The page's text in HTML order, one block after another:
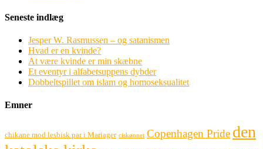
Seneste indlæg
Jesper W. Rasmussen – og satanismen
Hvad er en kvinde?
At være kvinde er min skæbne
Et eventyr i alfabetsuppens dybder
Dobbeltspillet om islam og homoseksualitet
Emner
chikane mod lesbisk par i Mariager ciskønnet Copenhagen Pride den